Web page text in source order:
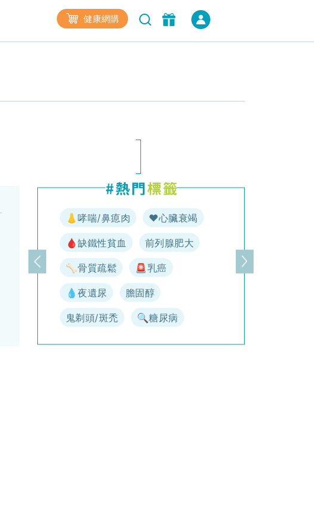
健康網購
上一頁
👃哮喘/鼻瘜肉 ♥️心臟衰竭
🩸缺鐵性貧血 前列腺肥大
🦴骨質疏鬆 🚨乳癌
💧夜遺尿 膽固醇
鬼剃頭/斑禿 🔍糖尿病
下一頁